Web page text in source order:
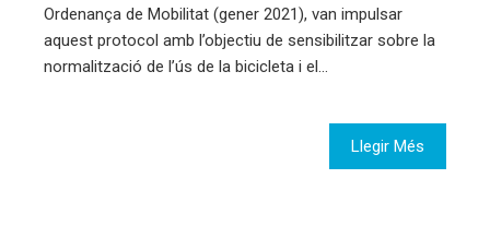
Ordenança de Mobilitat (gener 2021), van impulsar
aquest protocol amb l’objectiu de sensibilitzar sobre la
normalització de l’ús de la bicicleta i el…
Llegir Més